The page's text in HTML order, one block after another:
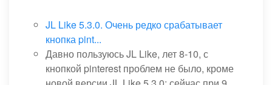
JL Like 5.3.0. Очень редко срабатывает
кнопка pint...
Давно пользуюсь JL Like, лет 8-10, с
кнопкой pinterest проблем не было, кроме